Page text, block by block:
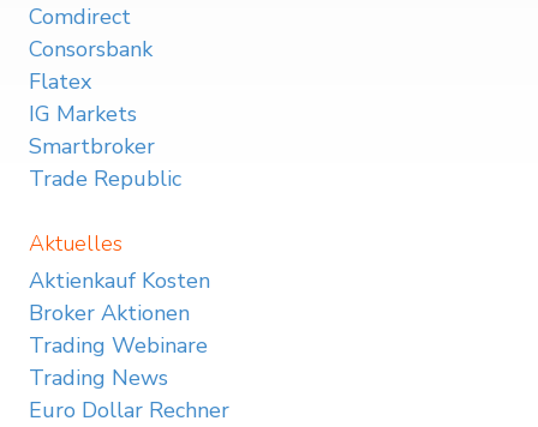
Comdirect
Consorsbank
Flatex
IG Markets
Smartbroker
Trade Republic
Aktuelles
Aktienkauf Kosten
Broker Aktionen
Trading Webinare
Trading News
Euro Dollar Rechner